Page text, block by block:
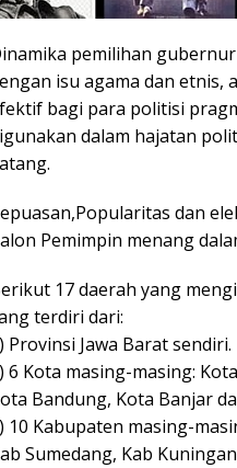
pemilihan
isu agama dan etnis,
bagi para politisi
dalam hajatan
dan
Pemimpin menang
17 daerah yang
terdiri dari:
Provinsi Jawa Barat sendiri.
6 Kota masing-masing:
Bandung, Kota Banjar
10 Kabupaten masing-
Sumedang, Kab